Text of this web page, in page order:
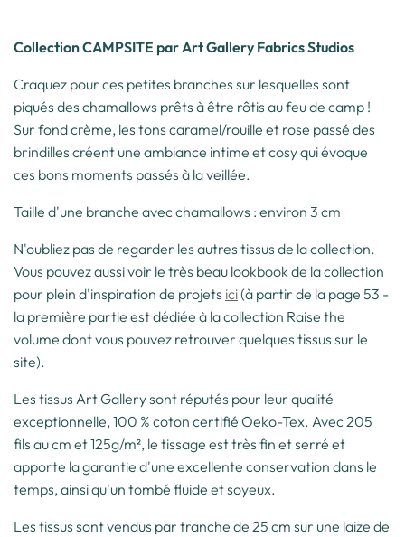
Collection CAMPSITE par Art Gallery Fabrics Studios
Craquez pour ces petites branches sur lesquelles sont
piqués des chamallows prêts à être rôtis au feu de camp !
Sur fond crème, les tons caramel/rouille et rose passé des
brindilles créent une ambiance intime et cosy qui évoque
ces bons moments passés à la veillée.
Taille d'une branche avec chamallows : environ 3 cm
N'oubliez pas de regarder les autres tissus de la collection.
Vous pouvez aussi voir le très beau lookbook de la collection
pour plein d'inspiration de projets ici(à partir de la page 53 -
la première partie est dédiée à la collection Raise the
volume dont vous pouvez retrouver quelques tissus sur le
site).
Les tissus Art Gallery sont réputés pour leur qualité
exceptionnelle, 100 % coton certifié Oeko-Tex. Avec 205
fils au cm et 125g/m², le tissage est très fin et serré et
apporte la garantie d'une excellente conservation dans le
temps, ainsi qu'un tombé fluide et soyeux.
Les tissus sont vendus par tranche de 25 cm sur une laize de